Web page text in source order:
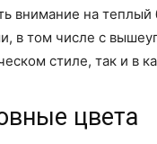
внимание на
в том числе с
стиле, так и в
цвета